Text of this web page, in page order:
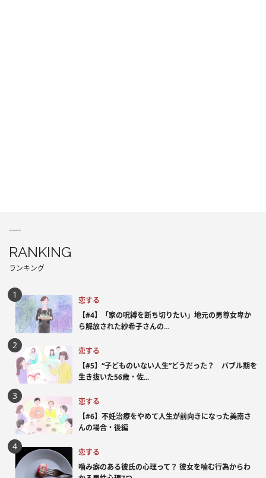
RANKING
ランキング
恋する
【#4】「家の呪縛を断ち切りたい」地元の男尊女卑か
ら解放された紗希子さんの...
恋する
【#5】“子どものいない人生”どうだった？ バブル期を
生き抜いた56歳・佐...
恋する
【#6】不妊治療をやめて人生が前向きになった美南さ
んの場合・後編
恋する
噛み癖のある彼氏の心理って？ 彼女を噛む行為からわ